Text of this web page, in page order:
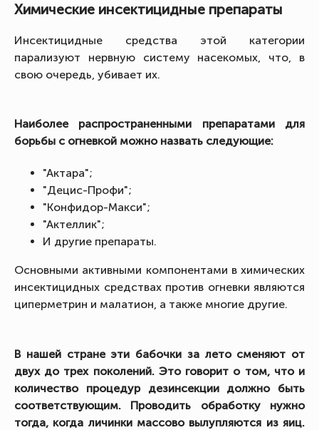
Химические инсектицидные препараты
Инсектицидные средства этой категории
парализуют нервную систему насекомых, что, в
свою очередь, убивает их.
Наиболее распространенными препаратами для
борьбы с огневкой можно назвать следующие:
"Актара";
"Децис-Профи";
"Конфидор-Макси";
"Актеллик";
И другие препараты.
Основными активными компонентами в химических
инсектицидных средствах против огневки являются
циперметрин и малатион, а также многие другие.
В нашей стране эти бабочки за лето сменяют от
двух до трех поколений. Это говорит о том, что и
количество процедур дезинсекции должно быть
соответствующим. Проводить обработку нужно
тогда, когда личинки массово вылупляются из яиц.